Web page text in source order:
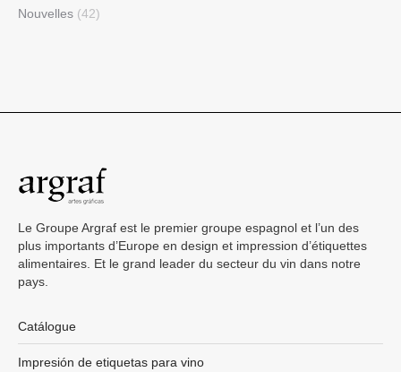
Nouvelles (42)
Le Groupe Argraf est le premier groupe espagnol et l’un des
plus importants d’Europe en design et impression d’étiquettes
alimentaires. Et le grand leader du secteur du vin dans notre
pays.
Catálogue
Impresión de etiquetas para vino